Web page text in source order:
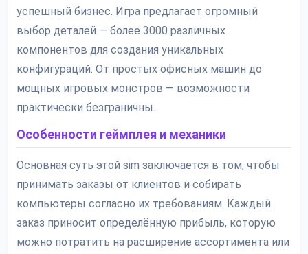
успешный бизнес. Игра предлагает огромный
выбор деталей — более 3000 различных
компонентов для создания уникальных
конфигураций. От простых офисных машин до
мощных игровых монстров — возможности
практически безграничны.
Особенности геймплея и механики
Основная суть этой sim заключается в том, чтобы
принимать заказы от клиентов и собирать
компьютеры согласно их требованиям. Каждый
заказ приносит определённую прибыль, которую
можно потратить на расширение ассортимента или